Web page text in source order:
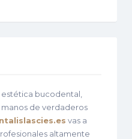
bucodental,
de verdaderos
vas a
altamente